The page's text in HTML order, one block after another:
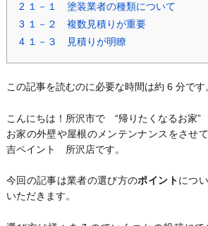
2 １－１ 塗装業者の種類について
3 １－２ 複数見積りが重要
4１－３ 見積りが明瞭
この記事を読むのに必要な時間は約 6 分です
こんにちは！所沢市で “帰りたくなるお家
お家の外壁や屋根のメンテンナンスをさせ
吉ペイント 所沢店です。
今回の記事は業者の選び方のポイントにつ
いただきます。